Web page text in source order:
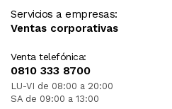
Servicios a empresas:
Ventas corporativas
Venta telefónica:
0810 333 8700
LU-VI de 08:00 a 20:00
SA de 09:00 a 13:00